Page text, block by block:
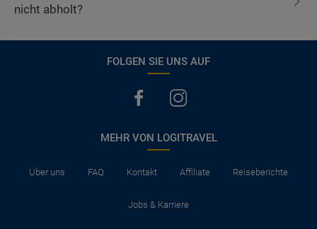
nicht abholt?
FOLGEN SIE UNS AUF
MEHR VON LOGITRAVEL
Über uns FAQ Kontakt Affiliate Reiseberichte
Jobs & Karriere